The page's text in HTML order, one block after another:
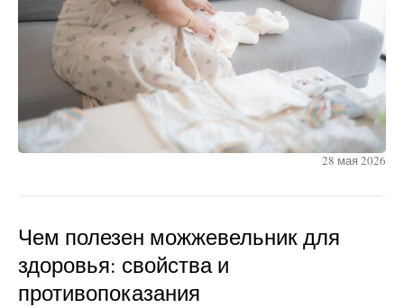
28 мая 2026
Чем полезен можжевельник для
здоровья: свойства и
противопоказания